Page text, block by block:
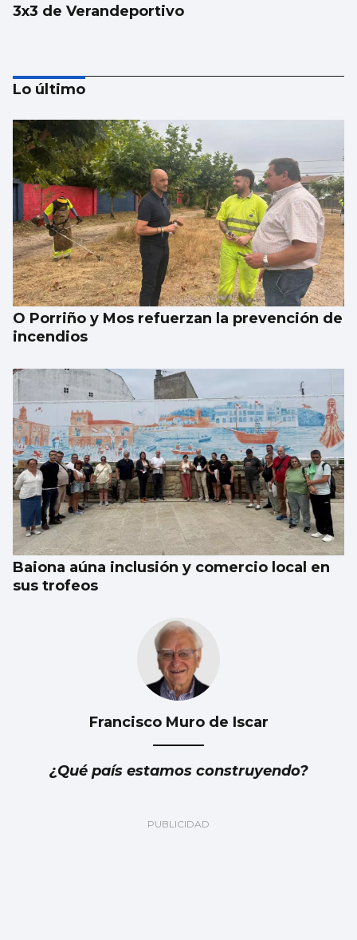
3x3 de Verandeportivo
VELA
El Rías repite el formato
Lo último
O Porriño y Mos refuerzan la prevención de
incendios
Baiona aúna inclusión y comercio local en
sus trofeos
Francisco Muro de Iscar
¿Qué país estamos construyendo?